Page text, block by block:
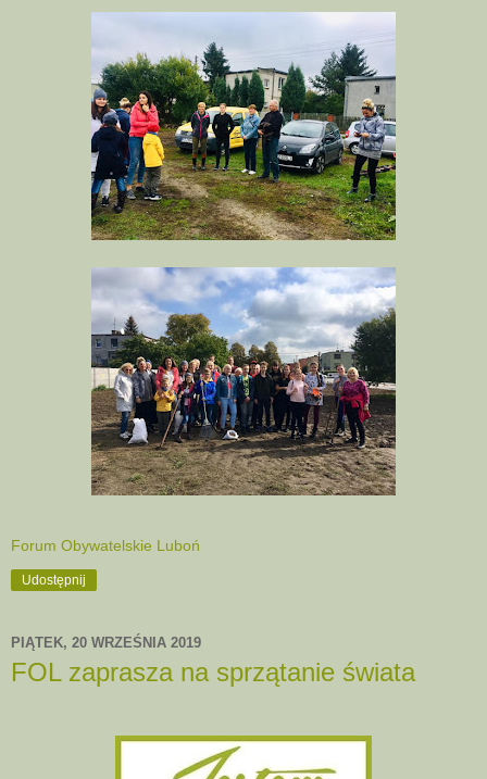
Forum Obywatelskie Luboń
Udostępnij
PIĄTEK, 20 WRZEŚNIA 2019
FOL zaprasza na sprzątanie świata